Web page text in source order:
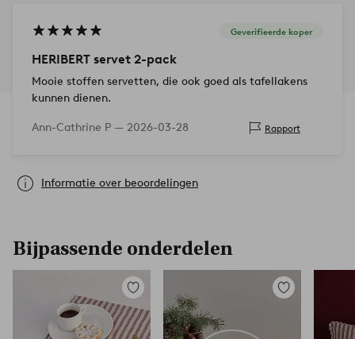
Geverifieerde koper
HERIBERT servet 2-pack
Mooie stoffen servetten, die ook goed als tafellakens
kunnen dienen.
Ann-Cathrine P — 2026-03-28 Rapport
Informatie over beoordelingen
Bijpassende onderdelen
Toevoegen
aan
favorieten
Toevoegen